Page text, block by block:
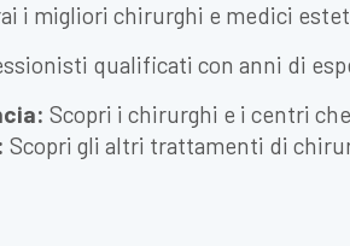
i migliori chirurghi e medici
qualificati con anni di
Scopri i chirurghi e i centri
Scopri gli altri trattamenti di